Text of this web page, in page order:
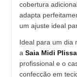
cobertura
adapta
um ajuste ideal
Ideal para um dia
a Saia Midi
profissional e o
confecção em